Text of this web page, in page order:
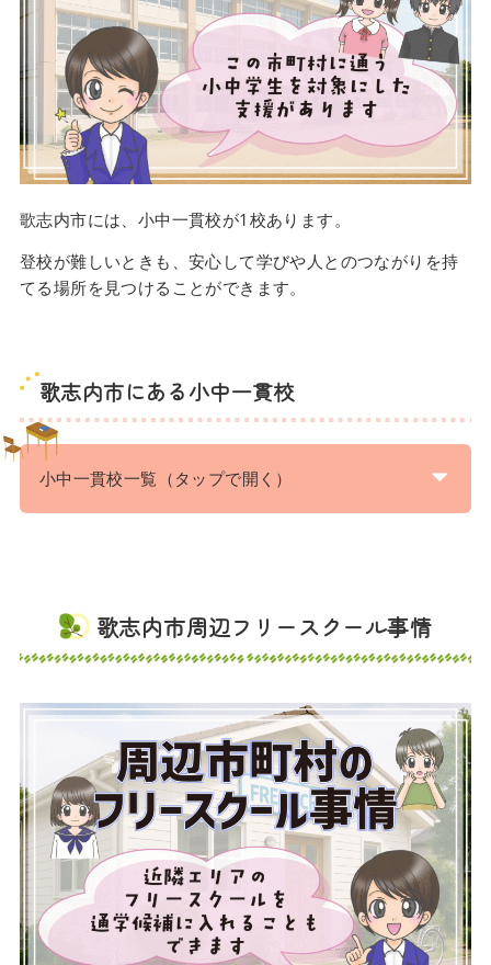
歌志内市には、小中一貫校が1校あります。
登校が難しいときも、安心して学びや人とのつながりを持
てる場所を見つけることができます。
歌志内市にある小中一貫校
小中一貫校一覧（タップで開く）
歌志内市周辺フリースクール事情